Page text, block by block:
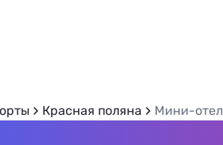
Красная поляна Мини-